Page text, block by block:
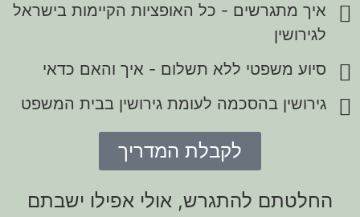
איך מתגרשים - כל האופציות הקיימות בישראל
לגירושין
סיוע משפטי ללא תשלום - איך והאם כדאי
גירושין בהסכמה לעומת גירושין בבית המשפט
לקבלת המדריך
החלטתם להתגרש, אולי אפילו ישבתם